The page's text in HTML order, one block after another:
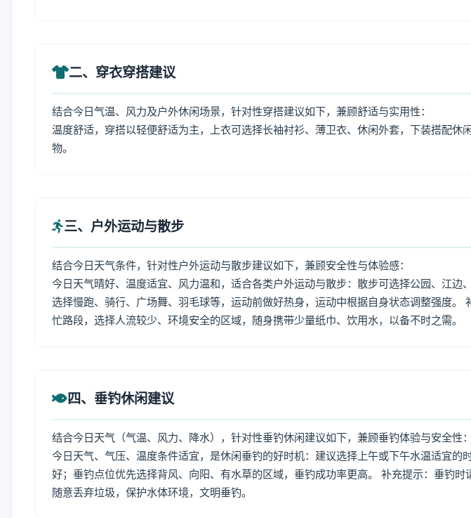
二、穿衣穿搭建议
结合今日气温、风力及户外休闲场景，针对性穿搭建议如下，兼顾舒适与实用性：
温度舒适，穿搭以轻便舒适为主，上衣可选择长袖衬衫、薄卫衣、休闲外套，下装搭配休
物。
三、户外运动与散步
结合今日天气条件，针对性户外运动与散步建议如下，兼顾安全性与体验感：
今日天气晴好、温度适宜、风力温和，适合各类户外运动与散步：散步可选择公园、江边
选择慢跑、骑行、广场舞、羽毛球等，运动前做好热身，运动中根据自身状态调整强度。
忙路段，选择人流较少、环境安全的区域，随身携带少量纸巾、饮用水，以备不时之需。
四、垂钓休闲建议
结合今日天气（气温、风力、降水），针对性垂钓休闲建议如下，兼顾垂钓体验与安全性：
今日天气、气压、温度条件适宜，是休闲垂钓的好时机：建议选择上午或下午水温适宜的
好；垂钓点位优先选择背风、向阳、有水草的区域，垂钓成功率更高。 补充提示：垂钓
随意丢弃垃圾，保护水体环境，文明垂钓。